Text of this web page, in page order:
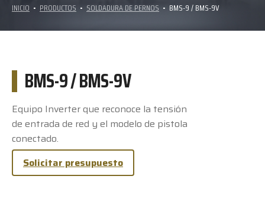
INICIO • PRODUCTOS • SOLDADURA DE PERNOS • BMS-9 / BMS-9V
BMS-9 / BMS-9V
Equipo Inverter que reconoce la tensión
de entrada de red y el modelo de pistola
conectado.
Solicitar presupuesto